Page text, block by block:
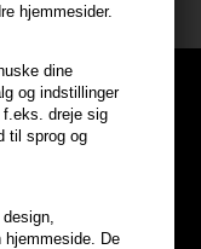
hjemmesider.
dine
og indstillinger
f.eks. dreje sig
til sprog og
hjemmeside. De